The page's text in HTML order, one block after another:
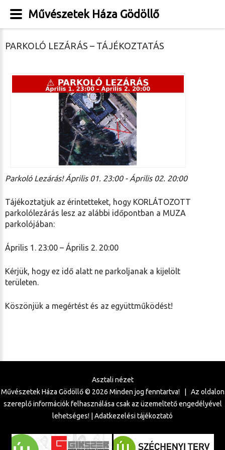
PARKOLÓ LEZÁRÁS – TÁJÉKOZTATÁS
Parkoló Lezárás! Április 01. 23:00 - Április 02. 20:00
Tájékoztatjuk az érintetteket, hogy KORLÁTOZOTT
parkolólezárás lesz az alábbi időpontban a MUZA
parkolójában:
Április 1. 23:00 – Április 2. 20:00
Kérjük, hogy ez idő alatt ne parkoljanak a kijelölt
területen.
Köszönjük a megértést és az együttműködést!
Asztali nézet
Művészetek Háza Gödöllő © 2026 Minden jog fenntartva! | Az oldalon
szereplő információk felhasználása csak az üzemeltető engedélyével
lehetséges! | Adatkezelési tájékoztató
Művészetek Háza Gödöllő